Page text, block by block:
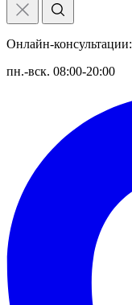
Онлайн-консультации:
пн.-вск. 08:00-20:00